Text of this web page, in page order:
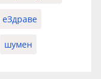
еЗдраве
шумен